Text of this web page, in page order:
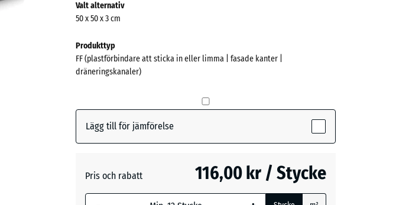
information
om
färgerna?
Visa
färgpalett
Antracit - 1,00 kr
Valt alternativ
50 x 50 x 3 cm
Produkttyp
FF (plastförbindare att sticka in eller limma | fasade kanter |
dräneringskanaler)
Lägg till för jämförelse
Pris och rabatt 116,00 kr / Stycke